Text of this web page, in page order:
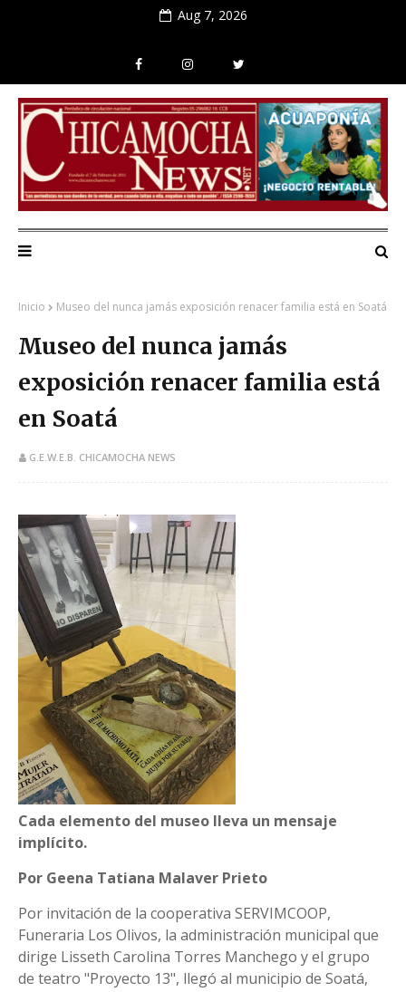
Aug 7, 2026
Inicio Museo del nunca jamás exposición renacer familia está en Soatá
Museo del nunca jamás
exposición renacer familia está
en Soatá
G.E.W.E.B. CHICAMOCHA NEWS
Cada elemento del museo lleva un mensaje
implícito.​
Por Geena Tatiana Malaver Prieto
Por invitación de la cooperativa SERVIMCOOP,
Funeraria Los Olivos, la administración municipal que
dirige Lisseth Carolina Torres Manchego y el grupo
de teatro "Proyecto 13", llegó al municipio de Soatá,